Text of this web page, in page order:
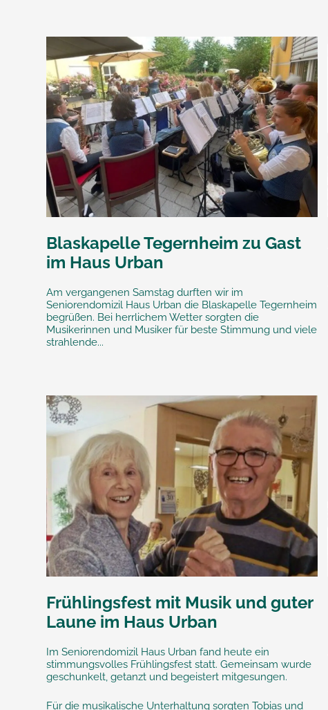
Blaskapelle Tegernheim zu Gast
im Haus Urban
Am vergangenen Samstag durften wir im
Seniorendomizil Haus Urban die Blaskapelle Tegernheim
begrüßen. Bei herrlichem Wetter sorgten die
Musikerinnen und Musiker für beste Stimmung und viele
strahlende...
Frühlingsfest mit Musik und guter
Laune im Haus Urban
Im Seniorendomizil Haus Urban fand heute ein
stimmungsvolles Frühlingsfest statt. Gemeinsam wurde
geschunkelt, getanzt und begeistert mitgesungen.
Für die musikalische Unterhaltung sorgten Tobias und